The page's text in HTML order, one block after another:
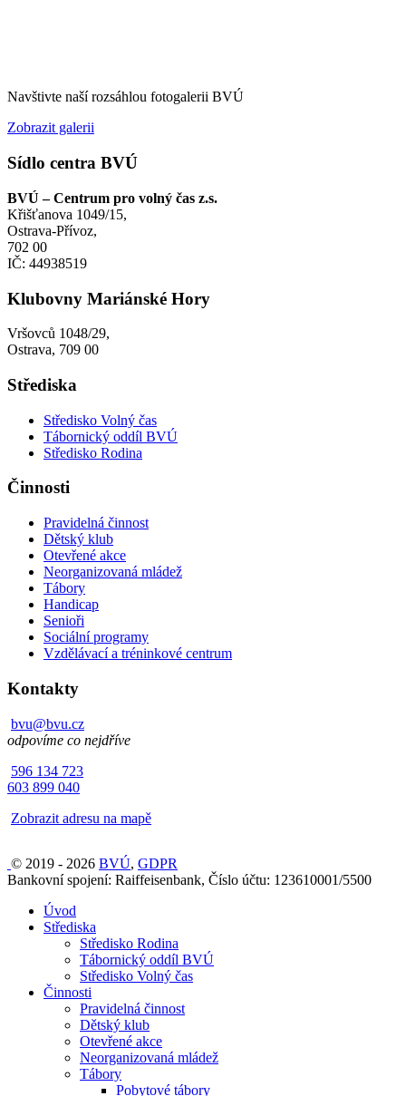
Navštivte naší rozsáhlou fotogalerii BVÚ
Zobrazit galerii
Sídlo centra BVÚ
BVÚ – Centrum pro volný čas z.s.
Křišťanova 1049/15,
Ostrava-Přívoz,
702 00
IČ: 44938519
Klubovny Mariánské Hory
Vršovců 1048/29,
Ostrava, 709 00
Střediska
Středisko Volný čas
Tábornický oddíl BVÚ
Středisko Rodina
Činnosti
Pravidelná činnost
Dětský klub
Otevřené akce
Neorganizovaná mládež
Tábory
Handicap
Senioři
Sociální programy
Vzdělávací a tréninkové centrum
Kontakty
bvu@bvu.cz
odpovíme co nejdříve
596 134 723
603 899 040
Zobrazit adresu na mapě
© 2019 - 2026 BVÚ, GDPR
Bankovní spojení: Raiffeisenbank, Číslo účtu: 123610001/5500
Úvod
Střediska
Středisko Rodina
Tábornický oddíl BVÚ
Středisko Volný čas
Činnosti
Pravidelná činnost
Dětský klub
Otevřené akce
Neorganizovaná mládež
Tábory
Pobytové tábory